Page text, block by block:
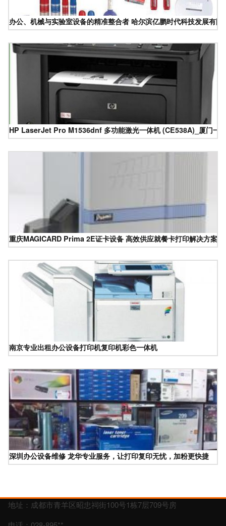
办公、机械与实验室设备的精准整合者 哈尔滨亿鹏时代科技发展有限
HP LaserJet Pro M1536dnf 多功能激光一体机 (CE538A)_厦门一
重庆MAGICARD Prima 2E证卡设备 高效供应就餐卡打印解决方案
南京专业出租办公设备打印机复印机彩色一体机
深圳办公设备维修 龙华专业服务，让打印复印无忧，加粉更快捷
地址：成都市青羊区昭忠祠街100号1栋7层709号房